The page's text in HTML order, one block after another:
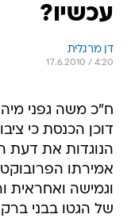
עכשיו?
דן מרגלית
17.6.2010 / 4:20
ח"כ משה גפני
דוכן הכנסת כי
הנוגדות את דעת
אמירתו
וגמישה ואחראית
של הגטו בבני